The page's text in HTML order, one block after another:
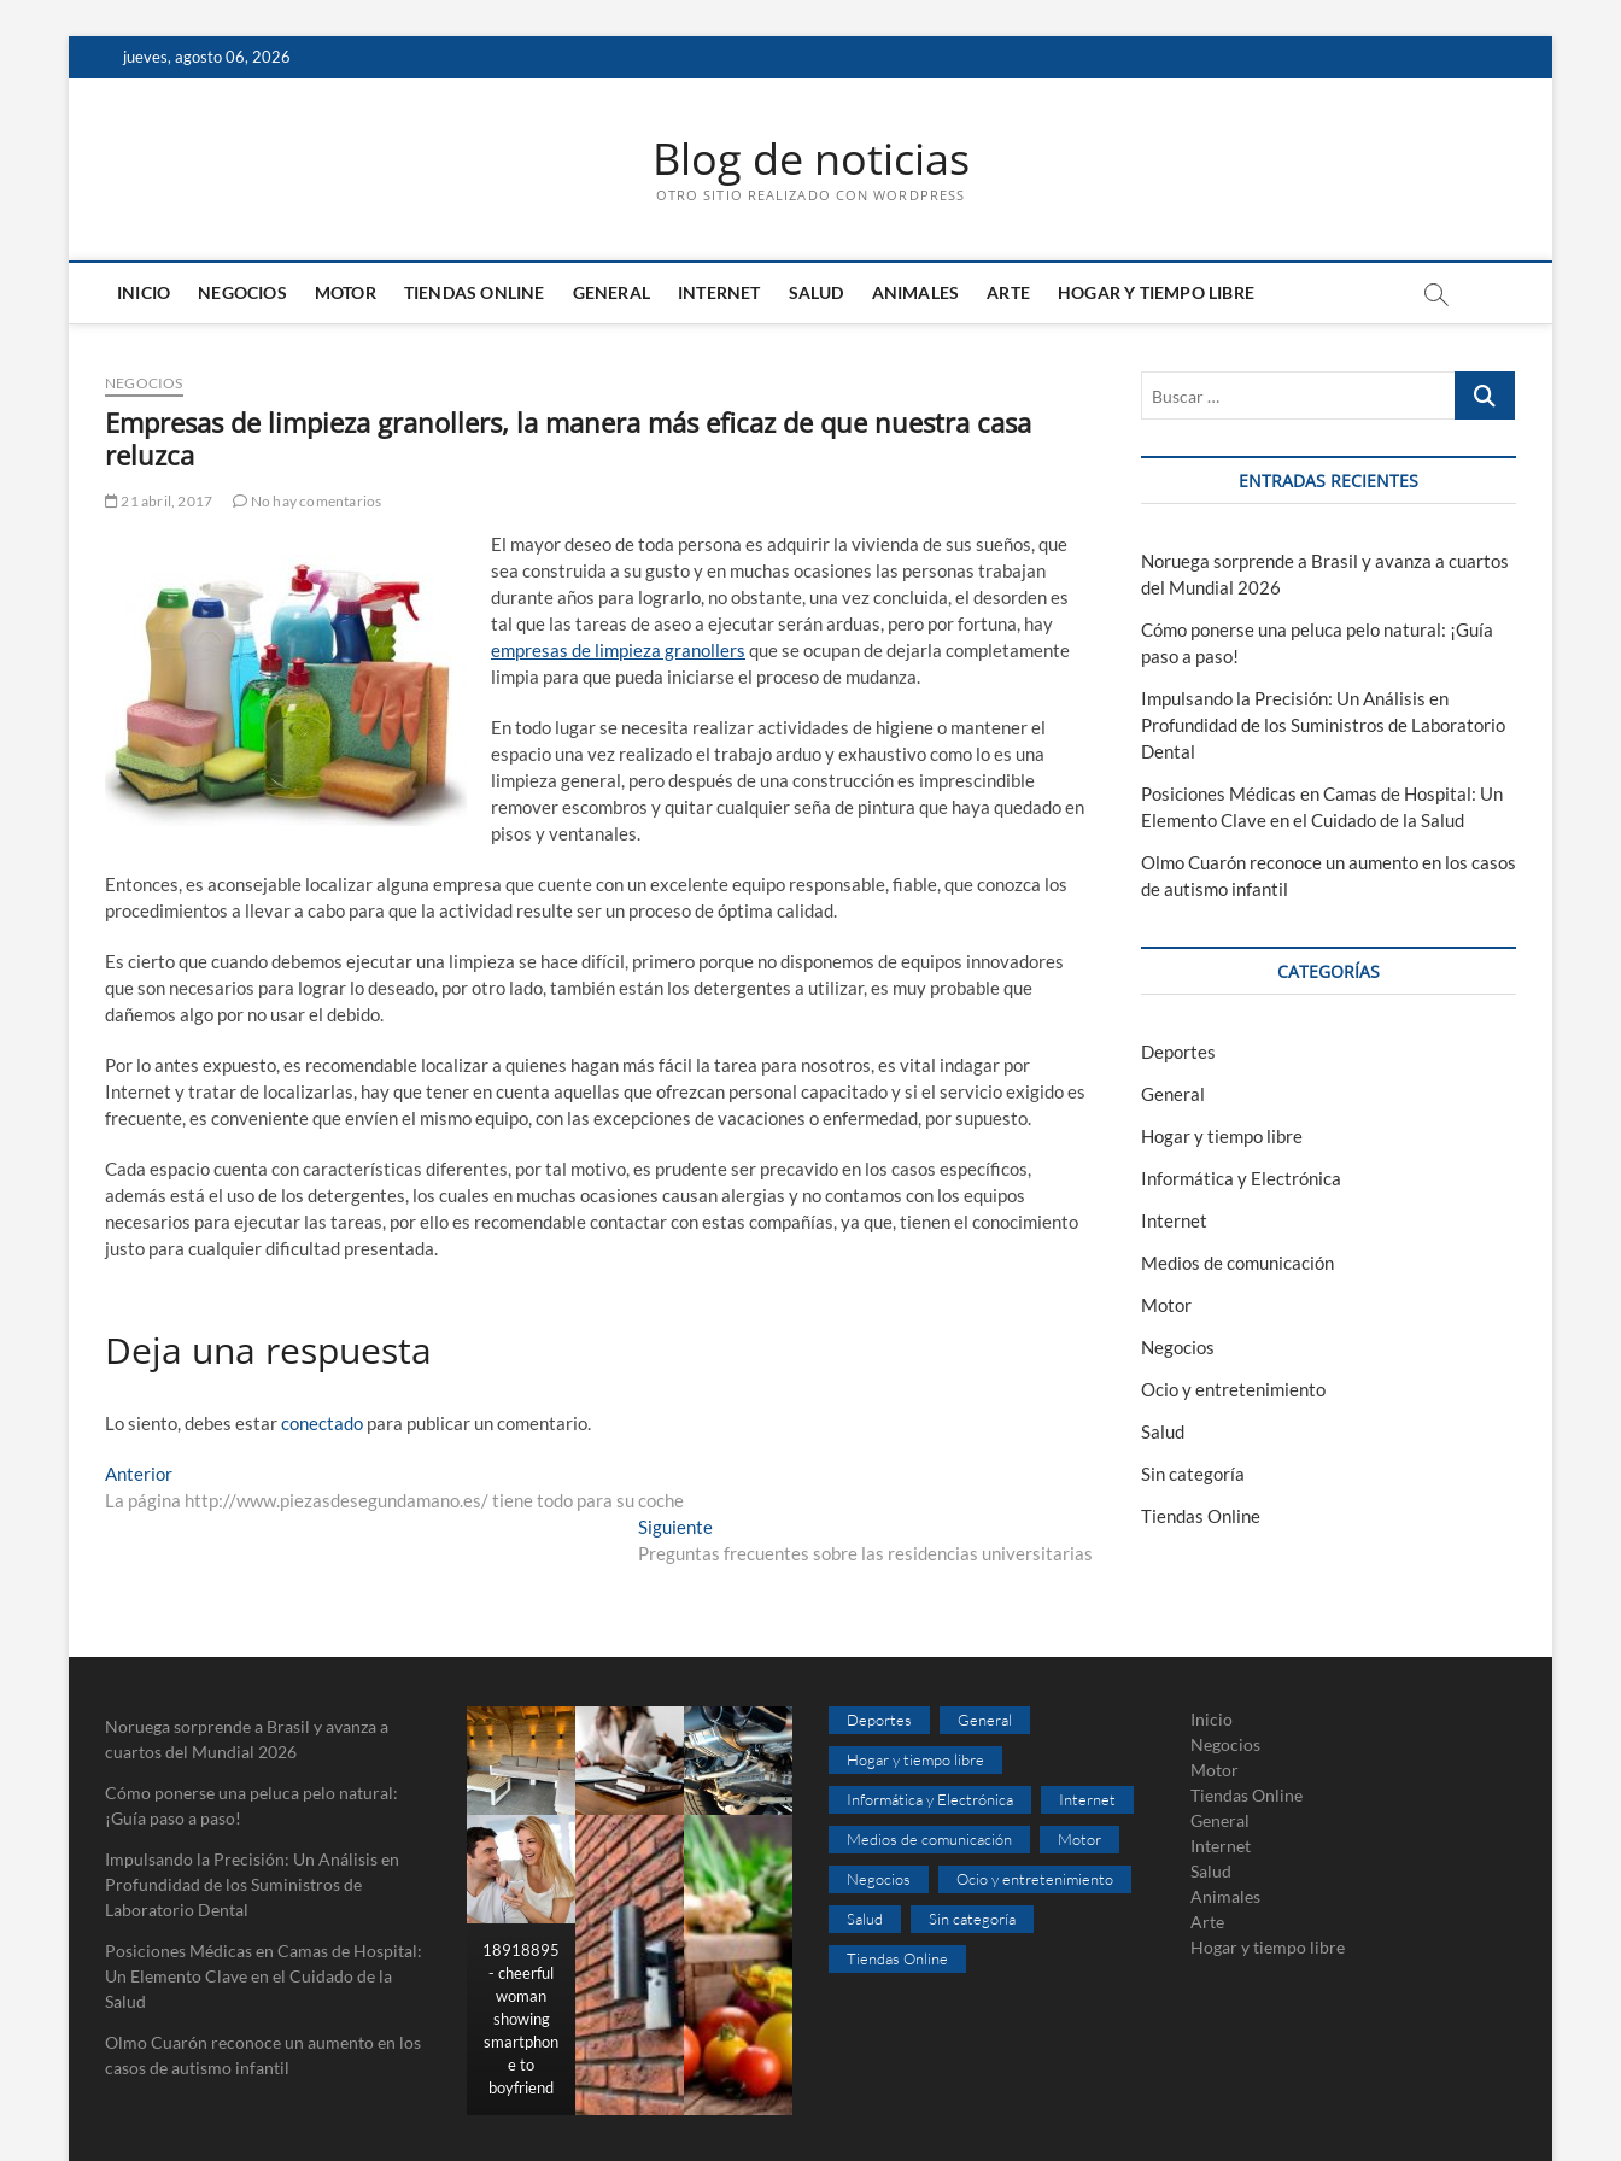
al
jueves, agosto 06, 2026
Blog de noticias
OTRO SITIO REALIZADO CON WORDPRESS
INICIO NEGOCIOS MOTOR TIENDAS ONLINE GENERAL INTERNET SALUD ANIMALES ARTE HOGAR Y TIEMPO LIBRE
NEGOCIOS
Empresas de limpieza granollers, la manera más eficaz de que nuestra casa
reluzca
21 abril, 2017 No hay comentarios
El mayor deseo de toda persona es adquirir la vivienda de sus sueños, que
sea construida a su gusto y en muchas ocasiones las personas trabajan
durante años para lograrlo, no obstante, una vez concluida, el desorden es
tal que las tareas de aseo a ejecutar serán arduas, pero por fortuna, hay
empresas de limpieza granollers que se ocupan de dejarla completamente
limpia para que pueda iniciarse el proceso de mudanza.
En todo lugar se necesita realizar actividades de higiene o mantener el
espacio una vez realizado el trabajo arduo y exhaustivo como lo es una
limpieza general, pero después de una construcción es imprescindible
remover escombros y quitar cualquier seña de pintura que haya quedado en
pisos y ventanales.
Entonces, es aconsejable localizar alguna empresa que cuente con un excelente equipo responsable, fiable, que conozca los
procedimientos a llevar a cabo para que la actividad resulte ser un proceso de óptima calidad.
Es cierto que cuando debemos ejecutar una limpieza se hace difícil, primero porque no disponemos de equipos innovadores
que son necesarios para lograr lo deseado, por otro lado, también están los detergentes a utilizar, es muy probable que
dañemos algo por no usar el debido.
Por lo antes expuesto, es recomendable localizar a quienes hagan más fácil la tarea para nosotros, es vital indagar por
Internet y tratar de localizarlas, hay que tener en cuenta aquellas que ofrezcan personal capacitado y si el servicio exigido es
frecuente, es conveniente que envíen el mismo equipo, con las excepciones de vacaciones o enfermedad, por supuesto.
Cada espacio cuenta con características diferentes, por tal motivo, es prudente ser precavido en los casos específicos,
además está el uso de los detergentes, los cuales en muchas ocasiones causan alergias y no contamos con los equipos
necesarios para ejecutar las tareas, por ello es recomendable contactar con estas compañías, ya que, tienen el conocimiento
justo para cualquier dificultad presentada.
Deja una respuesta
Lo siento, debes estarconectado para publicar un comentario.
Navegación
de
AnteriorEntrada
anterior:
La página http://www.piezasdesegundamano.es/ tiene todo para su coche
SiguienteEntrada
siguiente:
Preguntas frecuentes sobre las residencias universitarias
Buscar
ENTRADAS RECIENTES
Noruega sorprende a Brasil y avanza a cuartos
del Mundial 2026
Cómo ponerse una peluca pelo natural: ¡Guía
paso a paso!
Impulsando la Precisión: Un Análisis en
Profundidad de los Suministros de Laboratorio
Dental
Posiciones Médicas en Camas de Hospital: Un
Elemento Clave en el Cuidado de la Salud
Olmo Cuarón reconoce un aumento en los casos
de autismo infantil
CATEGORÍAS
Deportes
General
Hogar y tiempo libre
Informática y Electrónica
Internet
Medios de comunicación
Motor
Negocios
Ocio y entretenimiento
Salud
Sin categoría
Tiendas Online
Noruega sorprende a Brasil y avanza a
cuartos del Mundial 2026
Cómo ponerse una peluca pelo natural:
¡Guía paso a paso!
Impulsando la Precisión: Un Análisis en
Profundidad de los Suministros de
Laboratorio Dental
Posiciones Médicas en Camas de Hospital:
Un Elemento Clave en el Cuidado de la
Salud
Olmo Cuarón reconoce un aumento en los
casos de autismo infantil
18918895
- cheerful
woman
showing
smartphon
e to
boyfriend
Deportes General
Hogar y tiempo libre
Informática y Electrónica Internet
Medios de comunicación Motor
Negocios Ocio y entretenimiento
Salud Sin categoría
Tiendas Online
Inicio
Negocios
Motor
Tiendas Online
General
Internet
Salud
Animales
Arte
Hogar y tiempo libre